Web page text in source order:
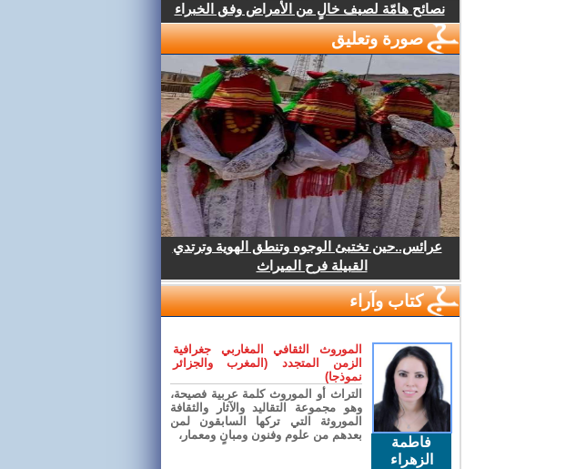
نصائح هامّة لصيف خالٍ من الأمراض وفق الخبراء
صورة وتعليق
عرائس..حين تختبئ الوجوه وتنطق الهوية وترتدي
القبيلة فرح الميراث
كتاب وآراء
فاطمة
الزهراء
الموروث الثقافي المغاربي جغرافية
الزمن المتجدد (المغرب والجزائر
نموذجا)
التراث أو الموروث كلمة عربية فصيحة،
وهو مجموعة التقاليد والآثار والثقافة
الموروثة التي تركها السابقون لمن
بعدهم من علوم وفنون ومبانٍ ومعمار،